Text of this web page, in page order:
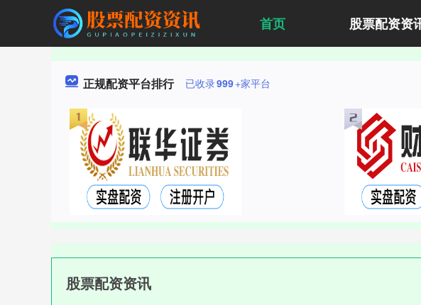
首页 股票配资资
正规配资平台排行 已收录999+家平台
股票配资资讯